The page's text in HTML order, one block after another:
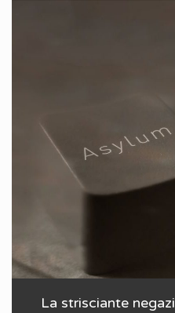
La strisciante